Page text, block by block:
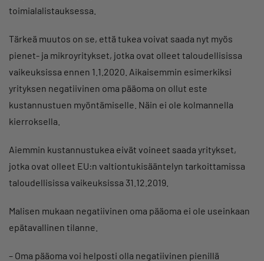
toimialalistauksessa.
Tärkeä muutos on se, että tukea voivat saada nyt myös
pienet- ja mikroyritykset, jotka ovat olleet taloudellisissa
vaikeuksissa ennen 1.1.2020. Aikaisemmin esimerkiksi
yrityksen negatiivinen oma pääoma on ollut este
kustannustuen myöntämiselle. Näin ei ole kolmannella
kierroksella.
Aiemmin kustannustukea eivät voineet saada yritykset,
jotka ovat olleet EU:n valtiontukisääntelyn tarkoittamissa
taloudellisissa vaikeuksissa 31.12.2019.
Malisen mukaan negatiivinen oma pääoma ei ole useinkaan
epätavallinen tilanne.
– Oma pääoma voi helposti olla negatiivinen pienillä